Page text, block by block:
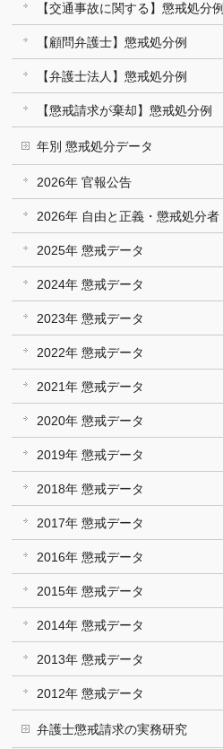
【交通事故に関する】懲戒処分例
【顧問弁護士】懲戒処分例
【弁護士法人】懲戒処分例
【懲戒請求が棄却】懲戒処分例
年別 懲戒処分データ
2026年 官報公告
2026年 自由と正義・懲戒処分者
2025年 懲戒データ
2024年 懲戒データ
2023年 懲戒データ
2022年 懲戒データ
2021年 懲戒データ
2020年 懲戒データ
2019年 懲戒データ
2018年 懲戒データ
2017年 懲戒データ
2016年 懲戒データ
2015年 懲戒データ
2014年 懲戒データ
2013年 懲戒データ
2012年 懲戒データ
弁護士懲戒請求の実務研究